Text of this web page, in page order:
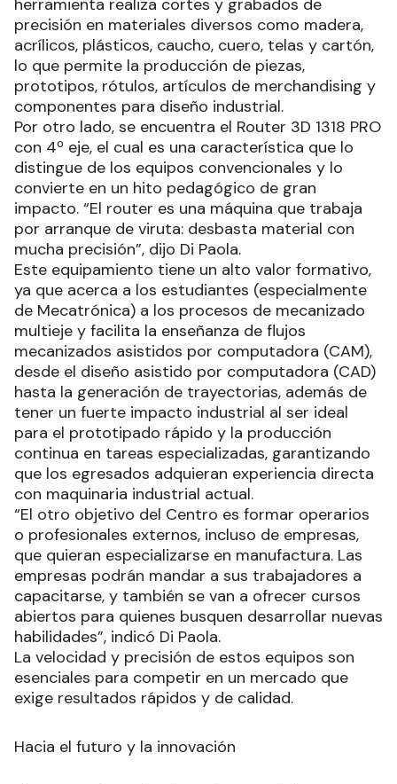
herramienta realiza cortes y grabados de
precisión en materiales diversos como madera,
acrílicos, plásticos, caucho, cuero, telas y cartón,
lo que permite la producción de piezas,
prototipos, rótulos, artículos de merchandising y
componentes para diseño industrial.
Por otro lado, se encuentra el Router 3D 1318 PRO
con 4º eje, el cual es una característica que lo
distingue de los equipos convencionales y lo
convierte en un hito pedagógico de gran
impacto. “El router es una máquina que trabaja
por arranque de viruta: desbasta material con
mucha precisión”, dijo Di Paola.
Este equipamiento tiene un alto valor formativo,
ya que acerca a los estudiantes (especialmente
de Mecatrónica) a los procesos de mecanizado
multieje y facilita la enseñanza de flujos
mecanizados asistidos por computadora (CAM),
desde el diseño asistido por computadora (CAD)
hasta la generación de trayectorias, además de
tener un fuerte impacto industrial al ser ideal
para el prototipado rápido y la producción
continua en tareas especializadas, garantizando
que los egresados adquieran experiencia directa
con maquinaria industrial actual.
“El otro objetivo del Centro es formar operarios
o profesionales externos, incluso de empresas,
que quieran especializarse en manufactura. Las
empresas podrán mandar a sus trabajadores a
capacitarse, y también se van a ofrecer cursos
abiertos para quienes busquen desarrollar nuevas
habilidades”, indicó Di Paola.
La velocidad y precisión de estos equipos son
esenciales para competir en un mercado que
exige resultados rápidos y de calidad.
Hacia el futuro y la innovación